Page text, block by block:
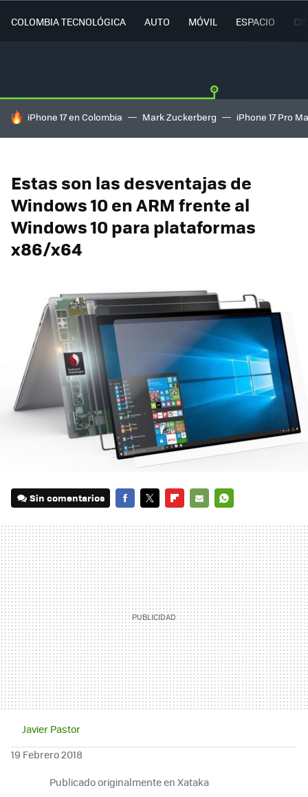
COLOMBIA TECNOLÓGICA AUTO MÓVIL ESPACIO
HOY SE HABLA DE
iPhone 17 en Colombia Mark Zuckerberg iPhone 17 Pro
Estas son las desventajas de
Windows 10 en ARM frente al
Windows 10 para plataformas
x86/x64
Sin comentarios
MAIL
Javier Pastor
19 Febrero 2018
Publicado originalmente en Xataka